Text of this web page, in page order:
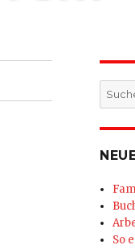
Suche
nach:
So